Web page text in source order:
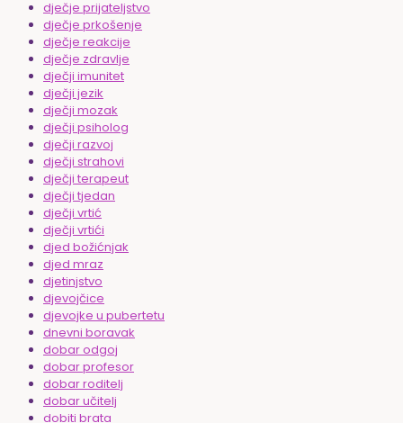
dječje prijateljstvo
dječje prkošenje
dječje reakcije
dječje zdravlje
dječji imunitet
dječji jezik
dječji mozak
dječji psiholog
dječji razvoj
dječji strahovi
dječji terapeut
dječji tjedan
dječji vrtić
dječji vrtići
djed božićnjak
djed mraz
djetinjstvo
djevojčice
djevojke u pubertetu
dnevni boravak
dobar odgoj
dobar profesor
dobar roditelj
dobar učitelj
dobiti brata